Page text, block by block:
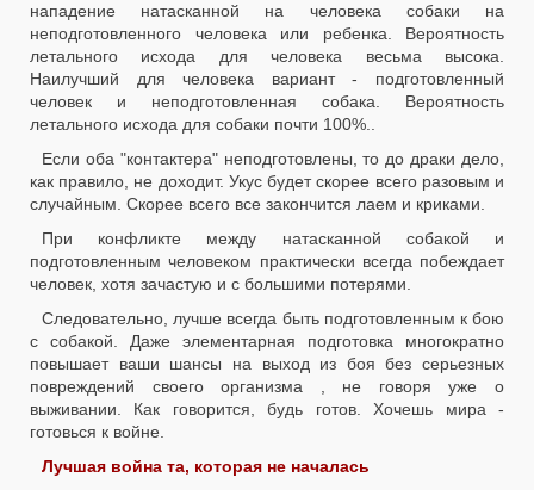
нападение натасканной на человека собаки на
неподготовленного человека или ребенка. Вероятность
летального исхода для человека весьма высока.
Наилучший для человека вариант - подготовленный
человек и неподготовленная собака. Вероятность
летального исхода для собаки почти 100%..
Если оба "контактера" неподготовлены, то до драки дело,
как правило, не доходит. Укус будет скорее всего разовым и
случайным. Скорее всего все закончится лаем и криками.
При конфликте между натасканной собакой и
подготовленным человеком практически всегда побеждает
человек, хотя зачастую и с большими потерями.
Следовательно, лучше всегда быть подготовленным к бою
с собакой. Даже элементарная подготовка многократно
повышает ваши шансы на выход из боя без серьезных
повреждений своего организма , не говоря уже о
выживании. Как говорится, будь готов. Хочешь мира -
готовься к войне.
Лучшая война та, которая не началась